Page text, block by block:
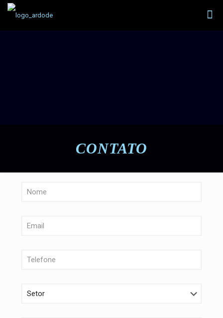
CONTATO